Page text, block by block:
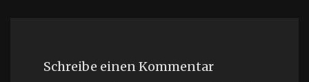
Schreibe einen Kommentar